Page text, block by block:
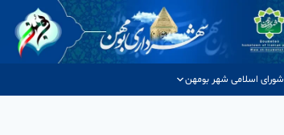
شورای اسلامی شهر بومهن